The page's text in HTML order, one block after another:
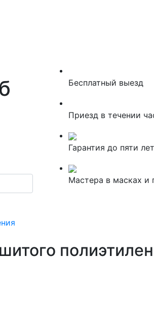
Бесплатный выезд
Приезд в течении
Гарантия до пяти лет
Мастера в масках и